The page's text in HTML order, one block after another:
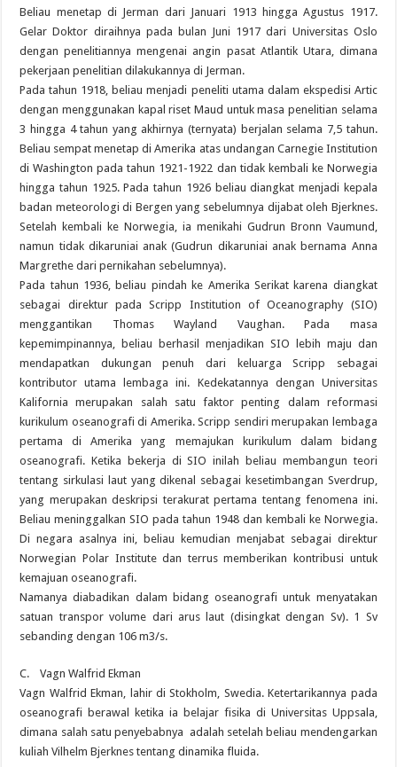
Beliau menetap di Jerman dari Januari 1913 hingga Agustus 1917.
Gelar Doktor diraihnya pada bulan Juni 1917 dari Universitas Oslo
dengan penelitiannya mengenai angin pasat Atlantik Utara, dimana
pekerjaan penelitian dilakukannya di Jerman.
Pada tahun 1918, beliau menjadi peneliti utama dalam ekspedisi Artic
dengan menggunakan kapal riset Maud untuk masa penelitian selama
3 hingga 4 tahun yang akhirnya (ternyata) berjalan selama 7,5 tahun.
Beliau sempat menetap di Amerika atas undangan Carnegie Institution
di Washington pada tahun 1921-1922 dan tidak kembali ke Norwegia
hingga tahun 1925. Pada tahun 1926 beliau diangkat menjadi kepala
badan meteorologi di Bergen yang sebelumnya dijabat oleh Bjerknes.
Setelah kembali ke Norwegia, ia menikahi Gudrun Bronn Vaumund,
namun tidak dikaruniai anak (Gudrun dikaruniai anak bernama Anna
Margrethe dari pernikahan sebelumnya).
Pada tahun 1936, beliau pindah ke Amerika Serikat karena diangkat
sebagai direktur pada Scripp Institution of Oceanography (SIO)
menggantikan Thomas Wayland Vaughan. Pada masa
kepemimpinannya, beliau berhasil menjadikan SIO lebih maju dan
mendapatkan dukungan penuh dari keluarga Scripp sebagai
kontributor utama lembaga ini. Kedekatannya dengan Universitas
Kalifornia merupakan salah satu faktor penting dalam reformasi
kurikulum oseanografi di Amerika. Scripp sendiri merupakan lembaga
pertama di Amerika yang memajukan kurikulum dalam bidang
oseanografi. Ketika bekerja di SIO inilah beliau membangun teori
tentang sirkulasi laut yang dikenal sebagai kesetimbangan Sverdrup,
yang merupakan deskripsi terakurat pertama tentang fenomena ini.
Beliau meninggalkan SIO pada tahun 1948 dan kembali ke Norwegia.
Di negara asalnya ini, beliau kemudian menjabat sebagai direktur
Norwegian Polar Institute dan terrus memberikan kontribusi untuk
kemajuan oseanografi.
Namanya diabadikan dalam bidang oseanografi untuk menyatakan
satuan transpor volume dari arus laut (disingkat dengan Sv). 1 Sv
sebanding dengan 106 m3/s.
C. Vagn Walfrid Ekman
Vagn Walfrid Ekman, lahir di Stokholm, Swedia. Ketertarikannya pada
oseanografi berawal ketika ia belajar fisika di Universitas Uppsala,
dimana salah satu penyebabnya adalah setelah beliau mendengarkan
kuliah Vilhelm Bjerknes tentang dinamika fluida.